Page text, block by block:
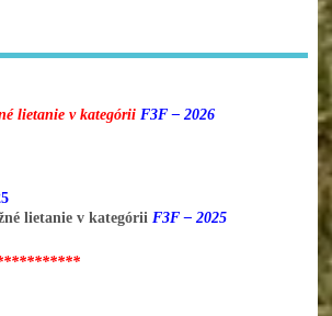
lietanie v kategórii F3F – 2026
lietanie v kategórii F3F – 2025